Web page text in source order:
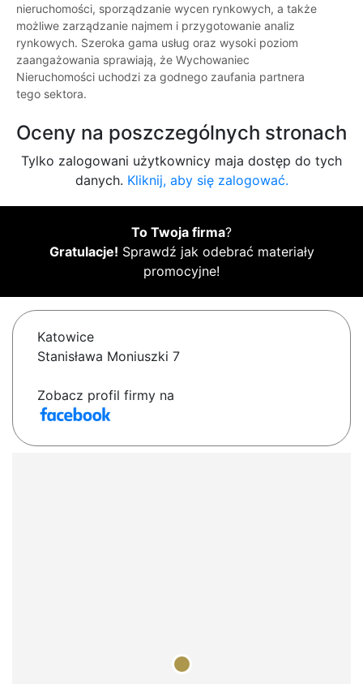
nieruchomości, sporządzanie wycen rynkowych, a także
możliwe zarządzanie najmem i przygotowanie analiz
rynkowych. Szeroka gama usług oraz wysoki poziom
zaangażowania sprawiają, że Wychowaniec
Nieruchomości uchodzi za godnego zaufania partnera
tego sektora.
Oceny na poszczególnych stronach
Tylko zalogowani użytkownicy maja dostęp do tych
danych. Kliknij, aby się zalogować.
To Twoja firma?
Gratulacje! Sprawdź jak odebrać materiały
promocyjne!
Katowice
Stanisława Moniuszki 7
Zobacz profil firmy na